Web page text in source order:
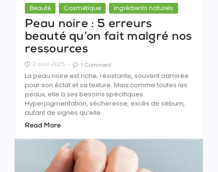
Beauté Cosmétique Ingrédients naturels
Peau noire : 5 erreurs
beauté qu’on fait malgré nos
ressources
2 août 2025 - 1 Comment
La peau noire est riche, résistante, souvent admirée
pour son éclat et sa texture. Mais comme toutes les
peaux, elle a ses besoins spécifiques.
Hyperpigmentation, sécheresse, excès de sébum,
autant de signes qu’elle...
Read More